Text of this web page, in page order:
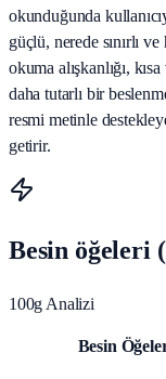
okunduğunda
güçlü, nerede sınırlı
okuma alışkanlığı,
daha tutarlı bir
resmi metinle
getirir.
Besin öğeleri
100g Analizi
Besin